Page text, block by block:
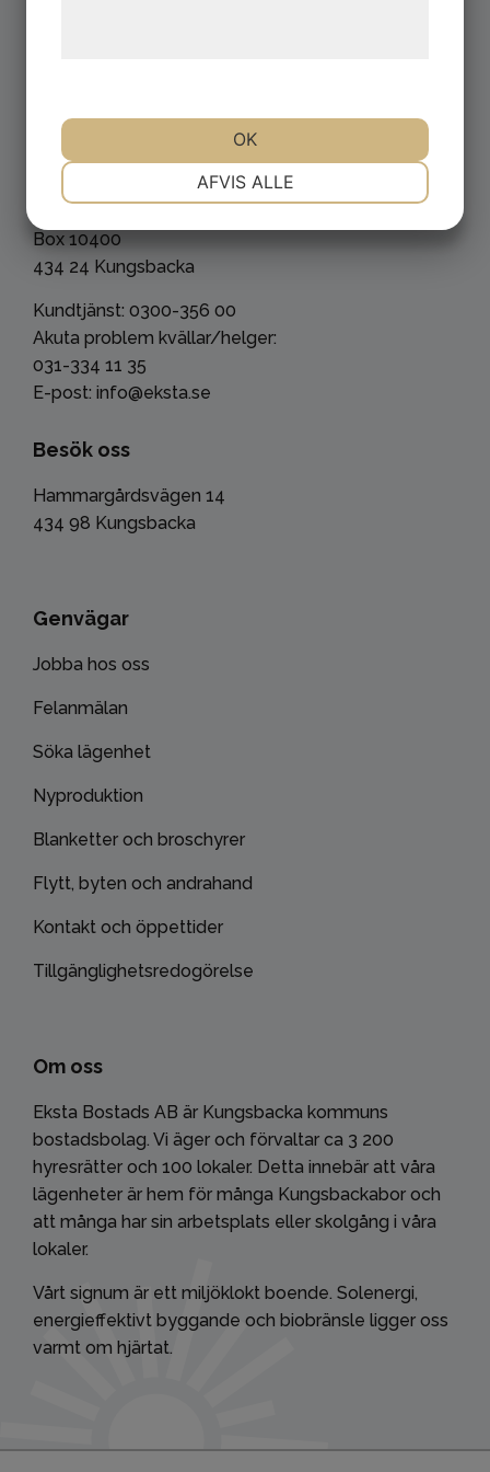
Kontakta oss
Box 10400
434 24 Kungsbacka
Kundtjänst: 0300-356 00
Akuta problem kvällar/helger:
031-334 11 35
E-post: info@eksta.se
Besök oss
Hammargårdsvägen 14
434 98 Kungsbacka
Genvägar
Jobba hos oss
Felanmälan
Söka lägenhet
Nyproduktion
Blanketter och broschyrer
Flytt, byten och andrahand
Kontakt och öppettider
Tillgänglighetsredogörelse
Om oss
Eksta Bostads AB är Kungsbacka kommuns
bostadsbolag. Vi äger och förvaltar ca 3 200
hyresrätter och 100 lokaler. Detta innebär att våra
lägenheter är hem för många Kungsbackabor och
att många har sin arbetsplats eller skolgång i våra
lokaler.
Vårt signum är ett miljöklokt boende. Solenergi,
energieffektivt byggande och biobränsle ligger oss
varmt om hjärtat.
MARKETING
AFVIS ALLE
OK